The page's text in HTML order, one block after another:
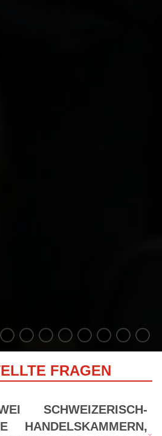
FRAGEN
SCHWEIZERISCH-
HANDELSKAMMERN,